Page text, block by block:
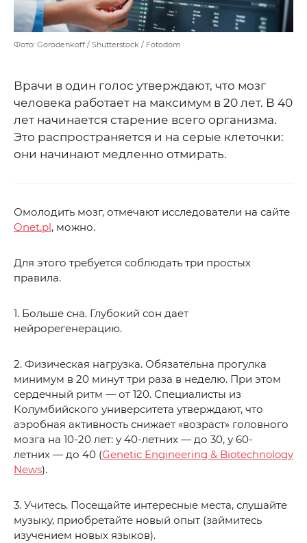
Фото: Gorodenkoff / Shutterstock / Fotodom
Врачи в один голос утверждают, что мозг
человека работает на максимум в 20 лет. В 40
лет начинается старение всего организма.
Это распространяется и на серые клеточки:
они начинают медленно отмирать.
Омолодить мозг, отмечают исследователи на сайте
Onet.pl, можно.
Для этого требуется соблюдать три простых
правила.
1. Больше сна. Глубокий сон дает
нейрорегенерацию.
2. Физическая нагрузка. Обязательна прогулка
минимум в 20 минут три раза в неделю. При этом
сердечный ритм — от 120. Специалисты из
Колумбийского университета утверждают, что
аэробная активность снижает «возраст» головного
мозга на 10-20 лет: у 40-летних — до 30, у 60-
летних — до 40 (Genetic Engineering & Biotechnology
News).
3. Учитесь. Посещайте интересные места, слушайте
музыку, приобретайте новый опыт (займитесь
изучением новых языков).